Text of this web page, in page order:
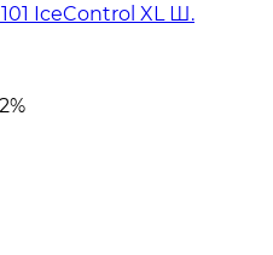
IceControl XL Ш.